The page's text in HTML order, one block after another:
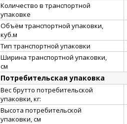
Количество в транспортной
упаковке
Объём транспортной упаковки,
куб.м
Тип транспортной упаковки
Ширина транспортной упаковки,
см
Потребительская упаковка
Вес брутто потребительской
упаковки, кг:
Высота потребительской
упаковки, см